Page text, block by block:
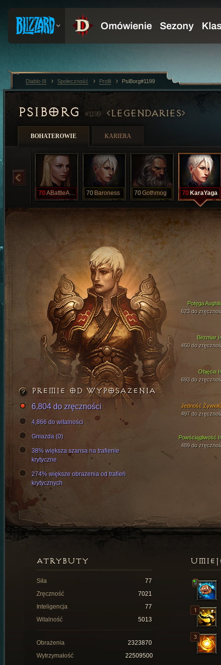
PSIBORG#1199 LEGENDARIES
BOHATEROWIE KARIERA
70 ABattleAngel 70 Baroness 70Gothmog 70 KaraYaga
Bezmiar
460 do
Objęcia
693 do
Potęga
623 do
Powściągliwość
489 do
Jedność
497 do
PREMIE OD WYPOSAŻENIA
6,804 do zręczności
4,866 do witalności
Gniazda (0)
38% większa szansa na trafienie
krytyczne
274% większe obrażenia od trafień
krytycznych
ATRYBUTY
Siła
77
Zręczność
7021
Inteligencja
77
Witalność
5013
Obrażenia
2323870
Wytrzymałość
22509500
Diablo III Społeczność Profil PsiBorg#1199